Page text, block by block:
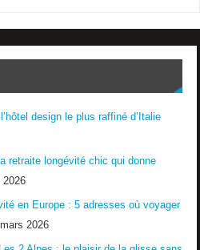
design le plus raffiné d’Italie
retraite longévité chic qui donne
2026
en Europe : 5 adresses où voyager
2026